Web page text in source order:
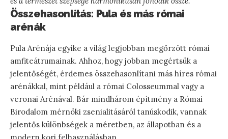
Összehasonlítás: Pula és más római
arénák
Pula Arénája egyike a világ legjobban megőrzött római
amfiteátrumainak. Ahhoz, hogy jobban megértsük a
jelentőségét, érdemes összehasonlítani más híres római
arénákkal, mint például a római Colosseummal vagy a
veronai Arénával. Bár mindhárom építmény a Római
Birodalom mérnöki zsenialitásáról tanúskodik, vannak
jelentős különbségek a méretben, az állapotban és a